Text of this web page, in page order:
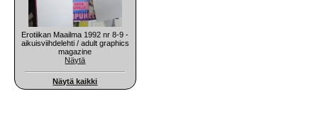
Erotiikan Maailma 1992 nr 8-9 -
aikuisviihdelehti / adult graphics
magazine
Näytä
Näytä kaikki